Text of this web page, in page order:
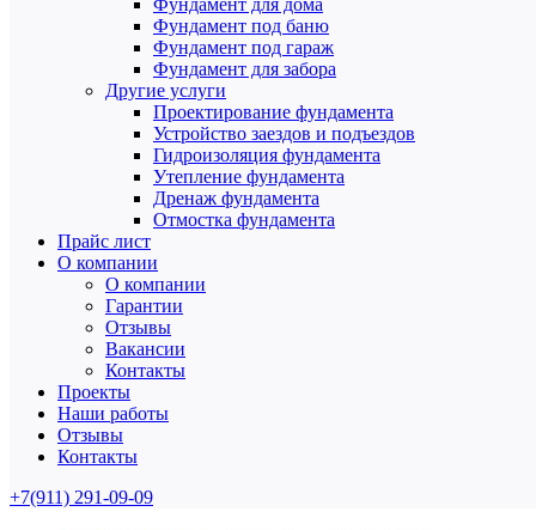
Фундамент для дома
Фундамент под баню
Фундамент под гараж
Фундамент для забора
Другие услуги
Проектирование фундамента
Устройство заездов и подъездов
Гидроизоляция фундамента
Утепление фундамента
Дренаж фундамента
Отмостка фундамента
Прайс лист
О компании
О компании
Гарантии
Отзывы
Вакансии
Контакты
Проекты
Наши работы
Отзывы
Контакты
+7(911) 291-09-09